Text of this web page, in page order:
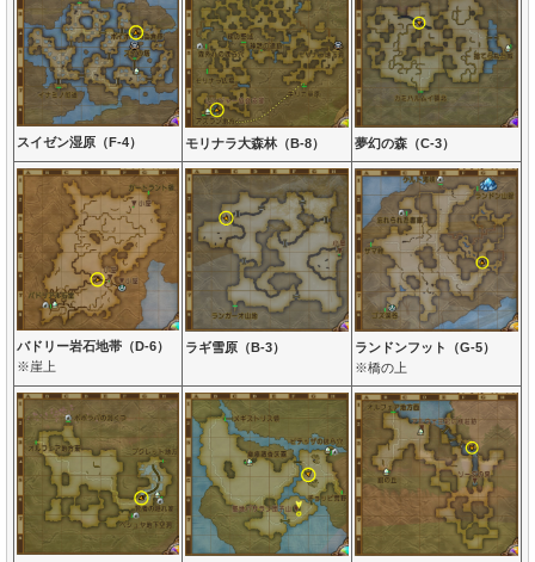
スイゼン湿原（F-4） モリナラ大森林（B-8） 夢幻の森（C-3）
バドリー岩石地帯（D-6）
※崖上
ラギ雪原（B-3）
ランドンフット（G-5）
※橋の上